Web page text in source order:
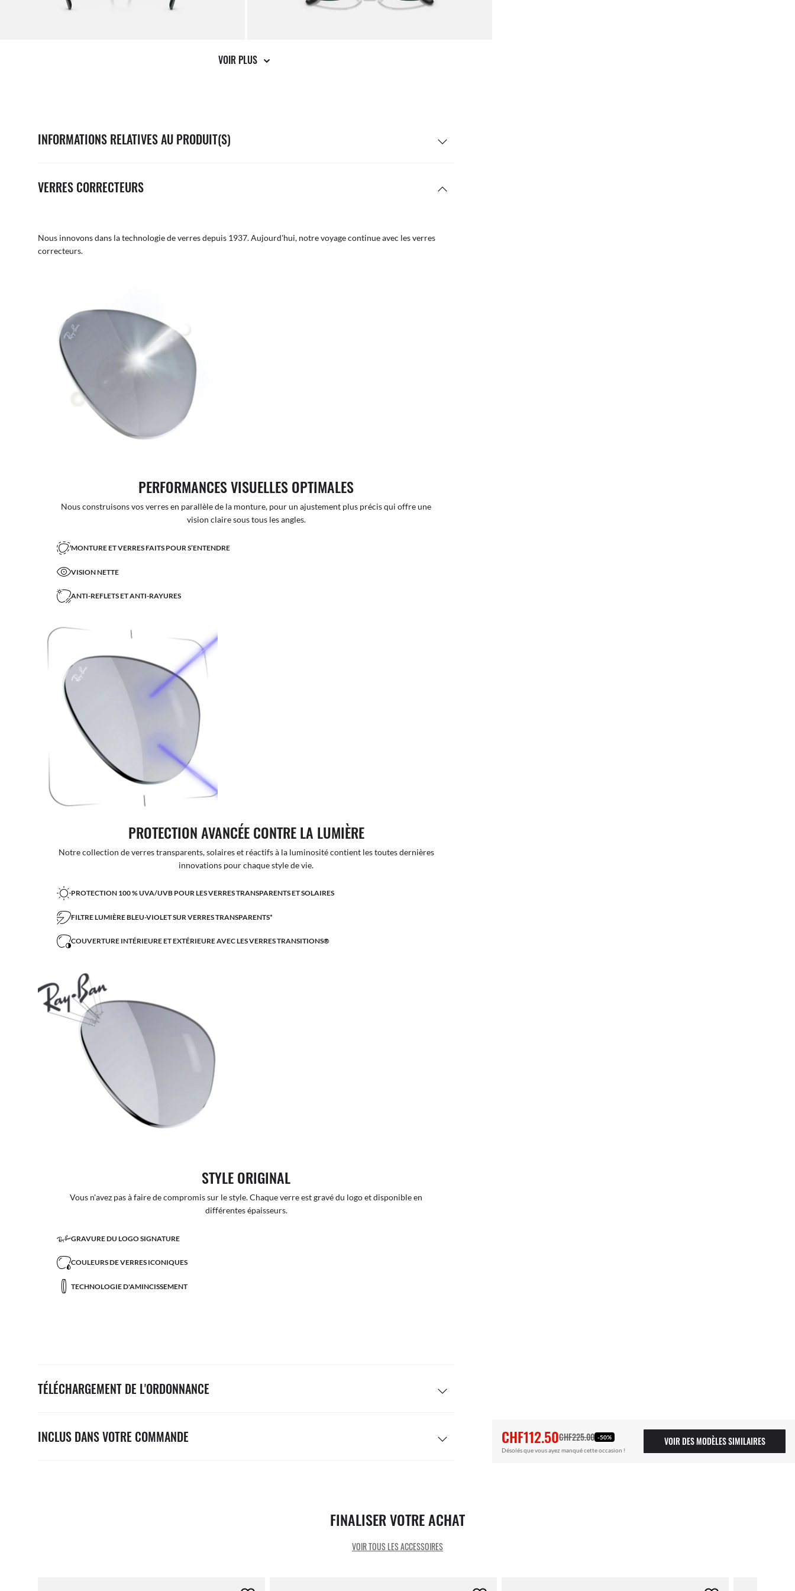
VOIR PLUS
INFORMATIONS RELATIVES AU PRODUIT(S)
VERRES CORRECTEURS
Nous innovons dans la technologie de verres depuis 1937. Aujourd'hui, notre voyage continue avec les verres
correcteurs.
PERFORMANCES VISUELLES OPTIMALES
Nous construisons vos verres en parallèle de la monture, pour un ajustement plus précis qui offre une
vision claire sous tous les angles.
MONTURE ET VERRES FAITS POUR S’ENTENDRE
VISION NETTE
ANTI-REFLETS ET ANTI-RAYURES
PROTECTION AVANCÉE CONTRE LA LUMIÈRE
Notre collection de verres transparents, solaires et réactifs à la luminosité contient les toutes dernières
innovations pour chaque style de vie.
PROTECTION 100 % UVA/UVB POUR LES VERRES TRANSPARENTS ET SOLAIRES
FILTRE LUMIÈRE BLEU-VIOLET SUR VERRES TRANSPARENTS*
COUVERTURE INTÉRIEURE ET EXTÉRIEURE AVEC LES VERRES TRANSITIONS®
STYLE ORIGINAL
Vous n'avez pas à faire de compromis sur le style. Chaque verre est gravé du logo et disponible en
différentes épaisseurs.
GRAVURE DU LOGO SIGNATURE
COULEURS DE VERRES ICONIQUES
TECHNOLOGIE D'AMINCISSEMENT
TÉLÉCHARGEMENT DE L'ORDONNANCE
INCLUS DANS VOTRE COMMANDE CHF112.50CHF225.00 -50%
Désolés que vous ayez manqué cette occasion !
VOIR DES MODÈLES SIMILAIRES
FINALISER VOTRE ACHAT
VOIR TOUS LES ACCESSOIRES